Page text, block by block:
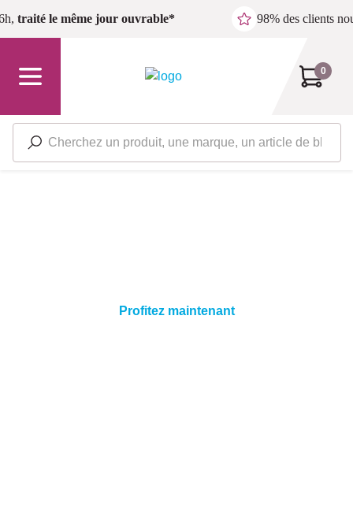
Passer au contenu principal
traité le même jour ouvrable* 98% des clients
0
Profitez maintenant